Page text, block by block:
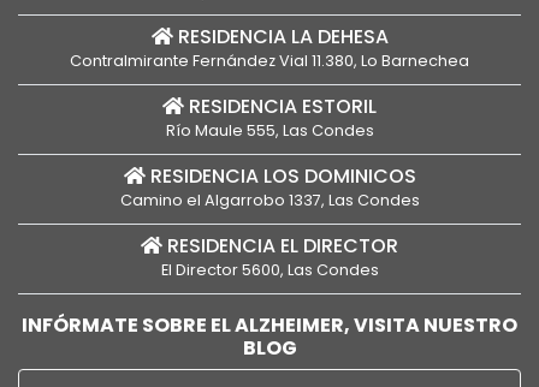
RESIDENCIA LA DEHESA
Contralmirante Fernández Vial 11.380, Lo Barnechea
RESIDENCIA ESTORIL
Río Maule 555, Las Condes
RESIDENCIA LOS DOMINICOS
Camino el Algarrobo 1337, Las Condes
RESIDENCIA EL DIRECTOR
El Director 5600, Las Condes
INFÓRMATE SOBRE EL ALZHEIMER, VISITA NUESTRO
BLOG